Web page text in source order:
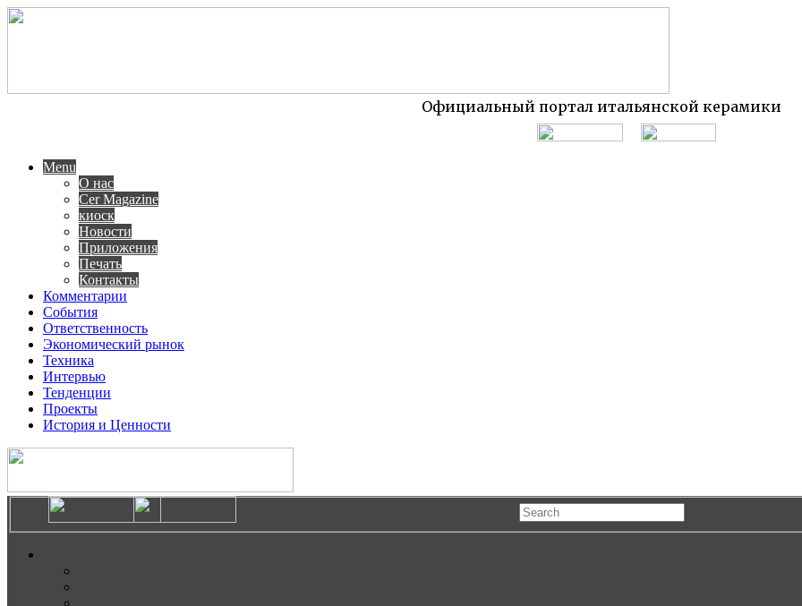
Официальный портал итальянской керамики
Menu
О нас
Cer Magazine
киоск
Новости
Приложения
Печать
Контакты
Комментарии
События
Ответственность
Экономический рынок
Техника
Интервью
Тенденции
Проекты
История и Ценности